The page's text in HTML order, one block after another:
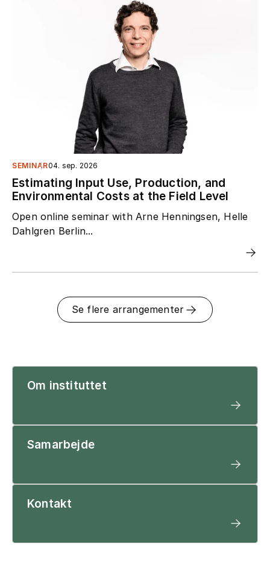
SEMINAR04. sep. 2026
Estimating Input Use, Production, and
Environmental Costs at the Field Level
Open online seminar with Arne Henningsen, Helle
Dahlgren Berlin...
Se flere arrangementer
Om instituttet
Samarbejde
Kontakt